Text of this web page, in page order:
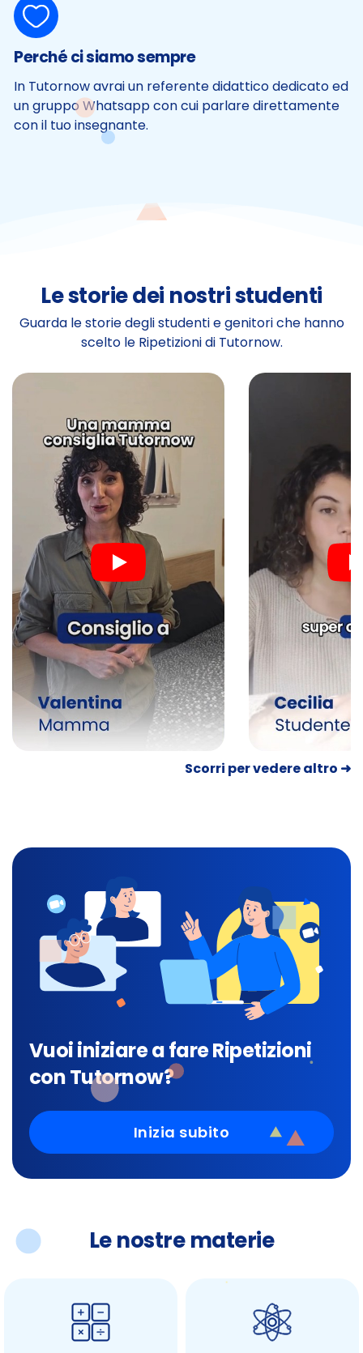
Perché ci siamo sempre
In Tutornow avrai un referente didattico dedicato ed
un gruppo Whatsapp con cui parlare direttamente
con il tuo insegnante.
Le storie dei nostri studenti
Guarda le storie degli studenti e genitori che hanno
scelto le Ripetizioni di Tutornow.
Scorri per vedere altro ➜
Vuoi iniziare a fare Ripetizioni
con Tutornow?
Inizia subito
Le nostre materie